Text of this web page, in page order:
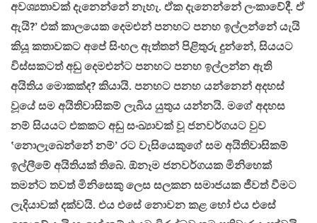
අවශ්‍යතාවක් දැනෙන්නේ නැහැ. ඒක දැනෙන්නේ ලංකාවේදී. ඒ
ඇයි?’ එක් කාලයෙක දෙමළුන් පනහට පනහ ඉල්ලන්නේ යැයි
කියූ කතාවකට අපේ සිංහල ඇත්තන් පිළිතුරු දුන්නේ, සියයට
විස්සකටත් අඩු දෙමළුන්ට පනහට පනහ ඉල්ලන්න ඇති
අයිතිය මොකක්ද? කියායි. පනහට පනහ යන්නෙන් අදහස්
වූයේ සම අයිතිවාසිකම් ලැබිය යුතුය යන්නයි. මගේ අදහස
නම් සියයට එකකට අඩු සංඛ්‍යාවක් වූ ජනවර්ගයට වුව
‛නොලැබෙන්නේ නම්’ රට වැසියෙකුගේ සම අයිතිවාසිකම්
ඉල්ලීමේ අයිතියක් තිබේ. ඕනෑම ජනවර්ගයක මිනිහෙක්
තමන්ට තවත් මිනිසෙකු ලෙස සලකන සමාජයක ජීවත් වීමට
ලැදියාවක් දක්වයි. එය එසේ නොවන කළ හෝ එය එසේ